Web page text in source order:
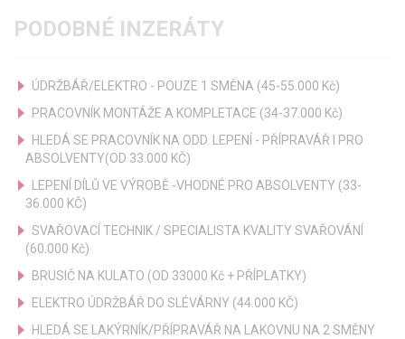
PODOBNÉ INZERÁTY
ÚDRŽBÁŘ/ELEKTRO - POUZE 1 SMĚNA (45-55.000 Kč)
PRACOVNÍK MONTÁŽE A KOMPLETACE (34-37.000 Kč)
HLEDÁ SE PRACOVNÍK NA ODD. LEPENÍ - PŘÍPRAVÁŘ I PRO
ABSOLVENTY(OD 33.000 KČ)
LEPENÍ DÍLŮ VE VÝROBĚ -VHODNÉ PRO ABSOLVENTY (33-
36.000 KČ)
SVAŘOVACÍ TECHNIK / SPECIALISTA KVALITY SVAŘOVÁNÍ
(60.000 Kč)
BRUSIČ NA KULATO (OD 33000 Kč + PŘÍPLATKY)
ELEKTRO ÚDRŽBÁŘ DO SLÉVÁRNY (44.000 KČ)
HLEDÁ SE LAKÝRNÍK/PŘÍPRAVÁŘ NA LAKOVNU NA 2 SMĚNY